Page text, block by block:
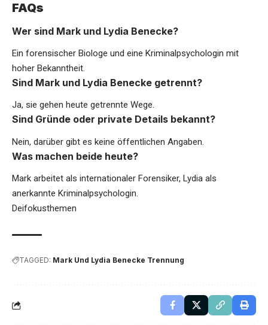
FAQs
Wer sind Mark und Lydia Benecke?
Ein forensischer Biologe und eine Kriminalpsychologin mit
hoher Bekanntheit.
Sind Mark und Lydia Benecke getrennt?
Ja, sie gehen heute getrennte Wege.
Sind Gründe oder private Details bekannt?
Nein, darüber gibt es keine öffentlichen Angaben.
Was machen beide heute?
Mark arbeitet als internationaler Forensiker, Lydia als
anerkannte Kriminalpsychologin.
Deifokusthemen
TAGGED: Mark Und Lydia Benecke Trennung